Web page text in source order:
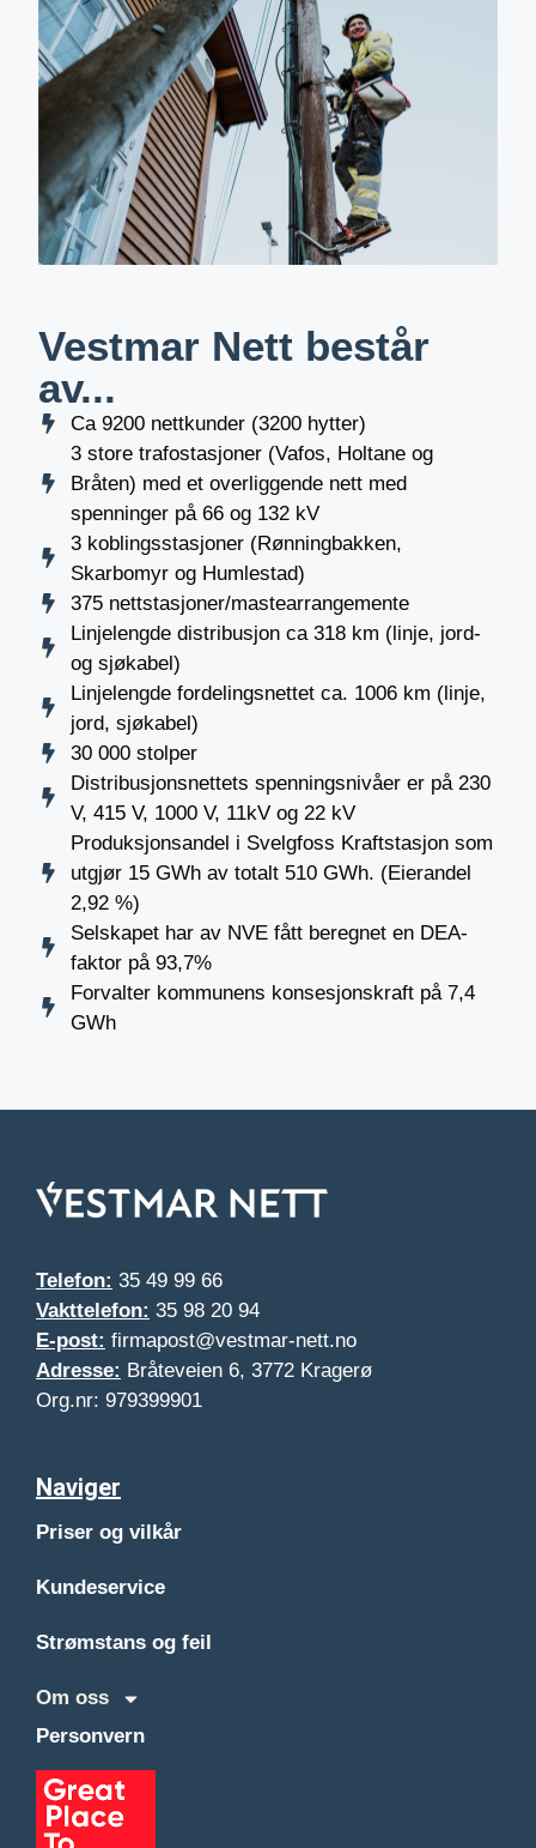
Vestmar Nett består
av...
Ca 9200 nettkunder (3200 hytter)
3 store trafostasjoner (Vafos, Holtane og
Bråten) med et overliggende nett med
spenninger på 66 og 132 kV
3 koblingsstasjoner (Rønningbakken,
Skarbomyr og Humlestad)
375 nettstasjoner/mastearrangemente
Linjelengde distribusjon ca 318 km (linje, jord-
og sjøkabel)
Linjelengde fordelingsnettet ca. 1006 km (linje,
jord, sjøkabel)
30 000 stolper
Distribusjonsnettets spenningsnivåer er på 230
V, 415 V, 1000 V, 11kV og 22 kV
Produksjonsandel i Svelgfoss Kraftstasjon som
utgjør 15 GWh av totalt 510 GWh. (Eierandel
2,92 %)
Selskapet har av NVE fått beregnet en DEA-
faktor på 93,7%
Forvalter kommunens konsesjonskraft på 7,4
GWh
Telefon: 35 49 99 66
Vakttelefon: 35 98 20 94
E-post: firmapost@vestmar-nett.no
Adresse: Bråteveien 6, 3772 Kragerø
Org.nr: 979399901
Naviger
Priser og vilkår
Kundeservice
Strømstans og feil
Om oss
Personvern